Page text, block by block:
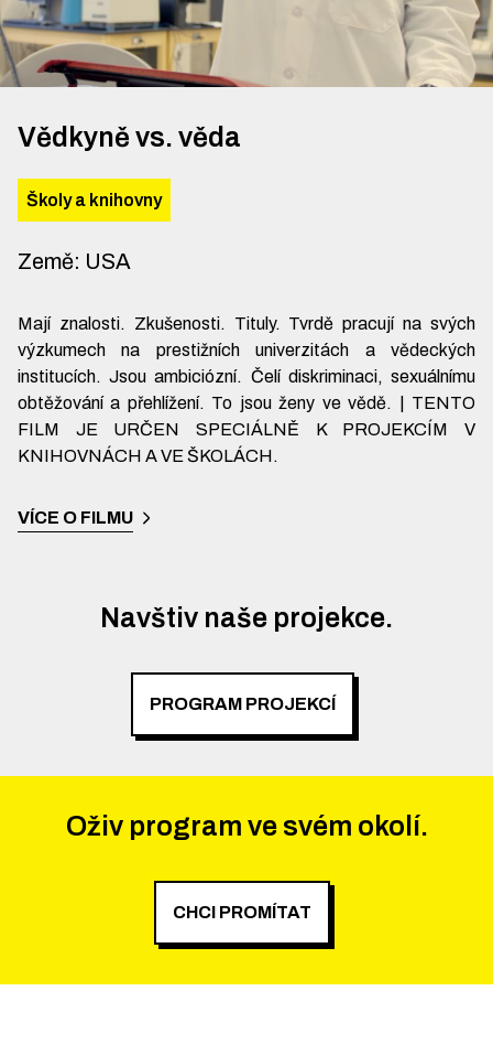
Vědkyně vs. věda
Školy a knihovny
Země: USA
Mají znalosti. Zkušenosti. Tituly. Tvrdě pracují na svých
výzkumech na prestižních univerzitách a vědeckých
institucích. Jsou ambiciózní. Čelí diskriminaci, sexuálnímu
obtěžování a přehlížení. To jsou ženy ve vědě. | TENTO
FILM JE URČEN SPECIÁLNĚ K PROJEKCÍM V
KNIHOVNÁCH A VE ŠKOLÁCH.
VÍCE O FILMU
Navštiv naše projekce.
PROGRAM PROJEKCÍ
Oživ program ve svém okolí.
CHCI PROMÍTAT